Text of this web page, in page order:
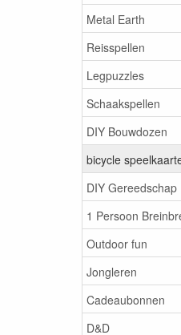
Metal Earth
Reisspellen
Legpuzzles
Schaakspellen
DIY Bouwdozen
bicycle
DIY Gereedschap
1 Persoon
Outdoor fun
Jongleren
Cadeaubonnen
D&D